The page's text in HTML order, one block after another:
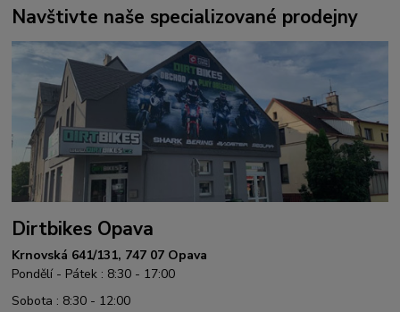
Navštivte naše specializované prodejny
Dirtbikes Opava
Krnovská 641/131, 747 07 Opava
Pondělí - Pátek : 8:30 - 17:00
Sobota : 8:30 - 12:00